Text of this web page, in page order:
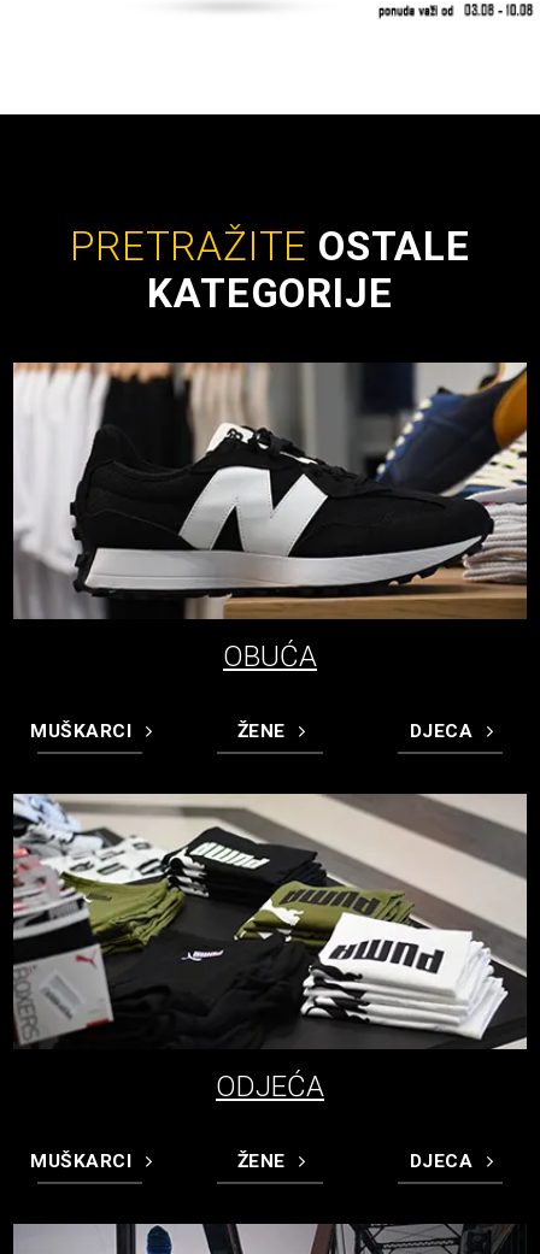
PRETRAŽITE OSTALE
KATEGORIJE
OBUĆA
MUŠKARCI ŽENE DJECA
ODJEĆA
MUŠKARCI ŽENE DJECA